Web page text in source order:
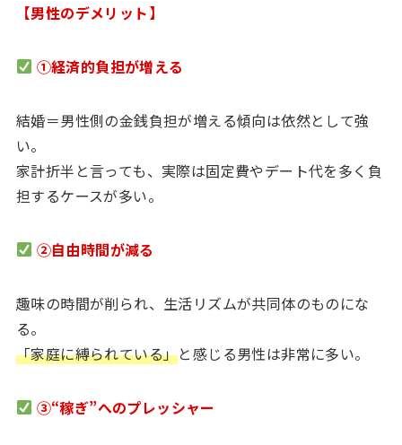
【男性のデメリット】
①経済的負担が増える
結婚＝男性側の金銭負担が増える傾向は依然として強
い。
家計折半と言っても、実際は固定費やデート代を多く負
担するケースが多い。
②自由時間が減る
趣味の時間が削られ、生活リズムが共同体のものにな
る。
「家庭に縛られている」と感じる男性は非常に多い。
③“稼ぎ”へのプレッシャー